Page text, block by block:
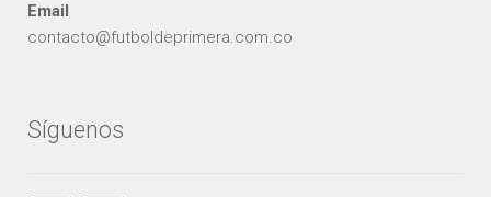
Email
contacto@futboldeprimera.com.co
Síguenos